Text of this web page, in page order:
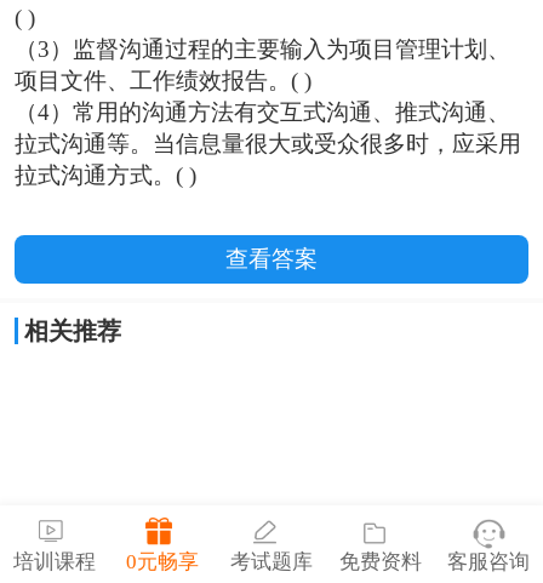
( )
（3）监督沟通过程的主要输入为项目管理计划、
项目文件、工作绩效报告。( )
（4）常用的沟通方法有交互式沟通、推式沟通、
拉式沟通等。当信息量很大或受众很多时，应采用
拉式沟通方式。( )
查看答案
相关推荐
培训课程 0元畅享 考试题库 免费资料 客服咨询